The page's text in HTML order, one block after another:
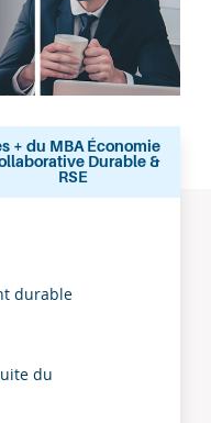
+ du MBA Économie
Durable &
RSE
durable
du